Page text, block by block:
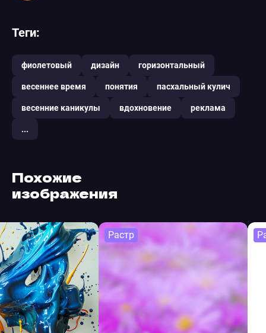
Теги:
фиолетовый дизайн горизонтальный
весеннее время понятия пасхальный кулич
весенние каникулы вдохновение реклама
...
Похожие
изображения
Растр